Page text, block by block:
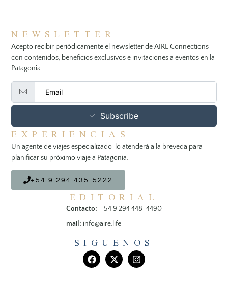
NEWSLETTER
Acepto recibir periódicamente el newsletter de AIRE Connections
con contenidos, beneficios exclusivos e invitaciones a eventos en la
Patagonia.
Subscribe
EXPERIENCIAS
Un agente de viajes especializado lo atenderá a la breveda para
planificar su próximo viaje a Patagonia.
+54 9 294 435-5222
EDITORIAL
Contacto: +54 9 294 448-4490
mail: info@aire.life
SIGUENOS